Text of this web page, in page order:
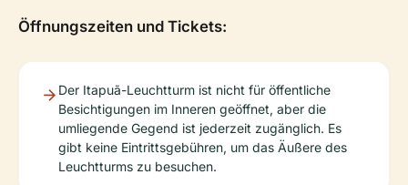
Öffnungszeiten und Tickets:
Der Itapuã-Leuchtturm ist nicht für öffentliche
Besichtigungen im Inneren geöffnet, aber die
umliegende Gegend ist jederzeit zugänglich. Es
gibt keine Eintrittsgebühren, um das Äußere des
Leuchtturms zu besuchen.